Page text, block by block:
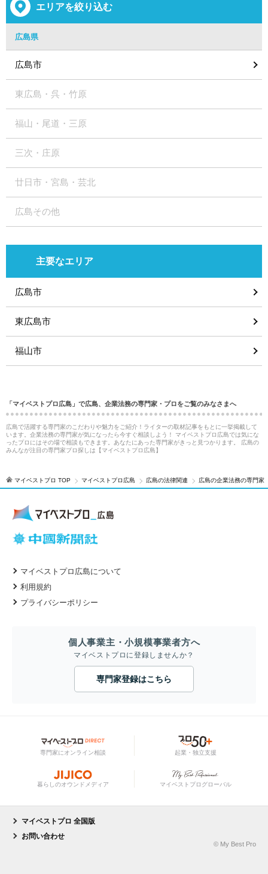
エリアを絞り込む
広島県
広島市
東広島・呉・竹原
福山・尾道・三原
三次・庄原
廿日市・宮島・芸北
広島その他
主要なエリア
広島市
東広島市
福山市
「マイベストプロ広島」で広島、企業法務の専門家・プロをご覧のみなさまへ
広島で活躍する専門家のこだわりや魅力をご紹介！ライターの取材記事をもとに一挙掲載して
います。企業法務の専門家が気になったら今すぐ相談しよう！ マイベストプロ広島では気にな
ったプロにはその場で相談もできます。あなたにあった専門家がきっと見つかります。 広島の
みんなが注目の専門家プロ探しは【マイベストプロ広島】
マイベストプロ TOP マイベストプロ広島 広島の法律関連 広島の企業法務の専門家
マイベストプロ広島について
利用規約
プライバシーポリシー
個人事業主・小規模事業者方へ
マイベストプロに登録しませんか？
専門家登録はこちら
専門家にオンライン相談 起業・独立支援
暮らしのオウンドメディア マイベストプログローバル
マイベストプロ 全国版
お問い合わせ
© My Best Pro